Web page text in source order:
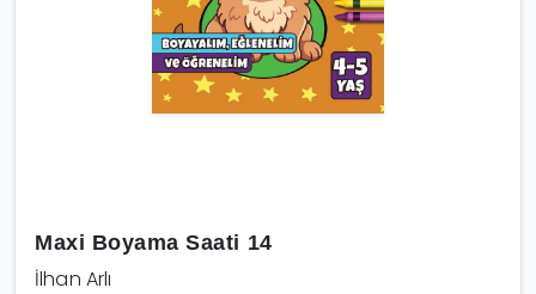
Maxi Boyama Saati 14
İlhan Arlı